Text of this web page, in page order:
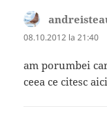
08.10.2012 la 21:40
am porumbei
ceea ce citesc